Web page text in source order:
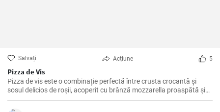
Salvați Acțiune 5
Pizza de Vis
Pizza de vis este o combinație perfectă între crusta crocantă și
sosul delicios de roșii, acoperit cu brânză mozzarella proaspătă și
ingrediente savuroase.